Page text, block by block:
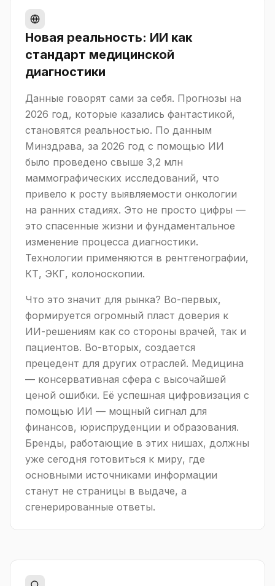
Новая реальность: ИИ как
стандарт медицинской
диагностики
Данные говорят сами за себя. Прогнозы на
2026 год, которые казались фантастикой,
становятся реальностью. По данным
Минздрава, за 2026 год с помощью ИИ
было проведено свыше 3,2 млн
маммографических исследований, что
привело к росту выявляемости онкологии
на ранних стадиях. Это не просто цифры —
это спасенные жизни и фундаментальное
изменение процесса диагностики.
Технологии применяются в рентгенографии,
КТ, ЭКГ, колоноскопии.
Что это значит для рынка? Во-первых,
формируется огромный пласт доверия к
ИИ-решениям как со стороны врачей, так и
пациентов. Во-вторых, создается
прецедент для других отраслей. Медицина
— консервативная сфера с высочайшей
ценой ошибки. Её успешная цифровизация с
помощью ИИ — мощный сигнал для
финансов, юриспруденции и образования.
Бренды, работающие в этих нишах, должны
уже сегодня готовиться к миру, где
основными источниками информации
станут не страницы в выдаче, а
сгенерированные ответы.